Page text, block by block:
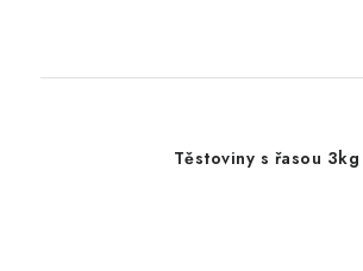
Těstoviny s řasou 3kg